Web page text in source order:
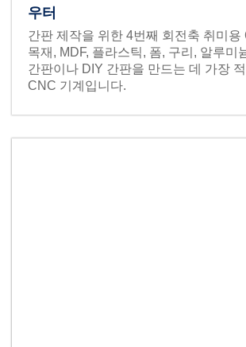
우터
간판 제작을 위한 4번째 회전축 취미용
목재, MDF, 플라스틱, 폼, 구리, 알루미
간판이나 DIY 간판을 만드는 데 가장
CNC 기계입니다.